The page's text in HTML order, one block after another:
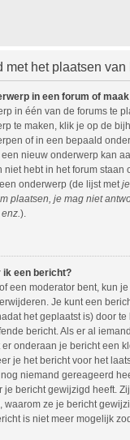
met het plaatsen van
in een forum of
in één van de forums te
te maken, klik je op de
of in een bepaald
nieuw onderwerp kan
niet hebt in het forum staan
onderwerp (de lijst met
plaatsen, je mag niet
).
ik een bericht?
een moderator bent, kun
Je kunt een
het geplaatst is) door te
bericht. Als er al
onderaan je bericht een
je het bericht voor het
niemand gereageerd
je bericht gewijzigd heeft.
waarom ze je bericht
is niet meer mogelijk